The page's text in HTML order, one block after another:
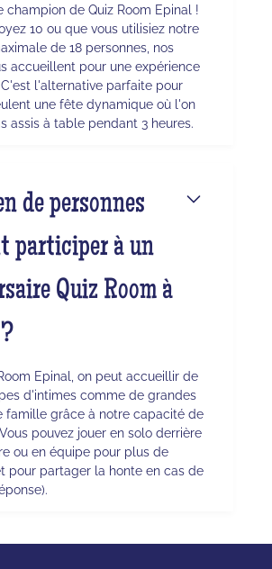
champion de Quiz Room Epinal !
10 ou que vous utilisiez notre
de 18 personnes, nos
accueillent pour une expérience
l'alternative parfaite pour
une fête dynamique où l'on
assis à table pendant 3 heures.
de personnes
participer à un
Quiz Room à
Epinal, on peut accueillir de
d'intimes comme de grandes
famille grâce à notre capacité de
pouvez jouer en solo derrière
ou en équipe pour plus de
pour partager la honte en cas de